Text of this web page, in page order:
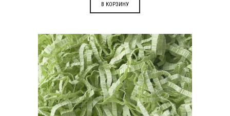
В КОРЗИНУ